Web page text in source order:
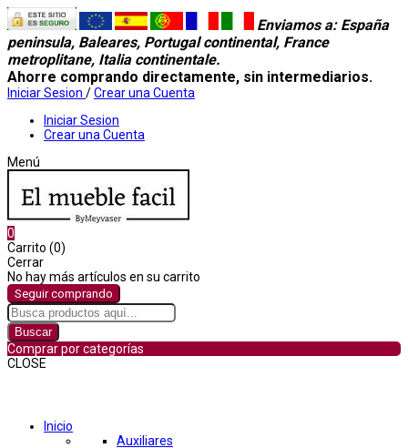
Enviamos a: España
peninsula, Baleares, Portugal continental, France
metroplitane, Italia continentale.
Ahorre comprando directamente, sin intermediarios.
Iniciar Sesion /Crear una Cuenta
Iniciar Sesion
Crear una Cuenta
Menú
0
Carrito (0)
Cerrar
No hay más artículos en su carrito
Seguir comprando
Buscar
Comprar por categorías
CLOSE
Inicio
Auxiliares